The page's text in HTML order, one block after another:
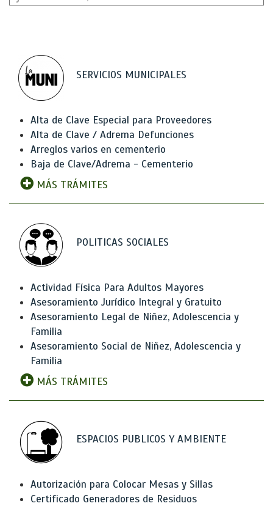
SERVICIOS MUNICIPALES
Alta de Clave Especial para Proveedores
Alta de Clave / Adrema Defunciones
Arreglos varios en cementerio
Baja de Clave/Adrema - Cementerio
MÁS TRÁMITES
POLITICAS SOCIALES
Actividad Física Para Adultos Mayores
Asesoramiento Jurídico Integral y Gratuito
Asesoramiento Legal de Niñez, Adolescencia y
Familia
Asesoramiento Social de Niñez, Adolescencia y
Familia
MÁS TRÁMITES
ESPACIOS PUBLICOS Y AMBIENTE
Autorización para Colocar Mesas y Sillas
Certificado Generadores de Residuos